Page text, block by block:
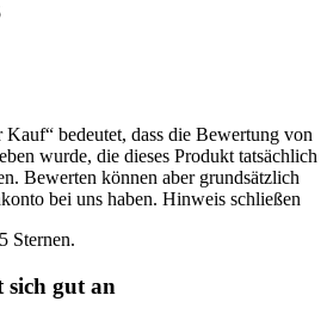
bedeutet, dass die Bewertung von
wurde, die dieses Produkt tatsächlich
Bewerten können aber grundsätzlich
bei uns haben. Hinweis schließen
Sternen.
gut an